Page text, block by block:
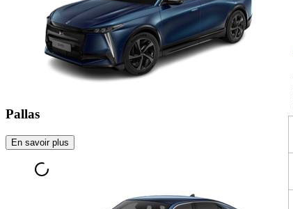
Pallas
En savoir plus